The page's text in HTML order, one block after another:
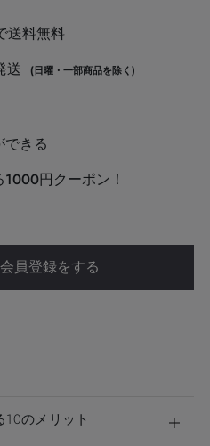
送料無料
送
(日曜・一部商品を除く)
きる
円クーポン！
員登録をする
10のメリット